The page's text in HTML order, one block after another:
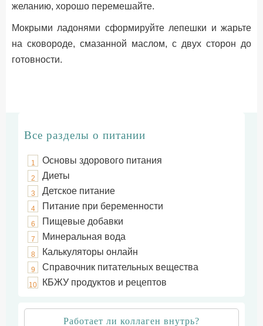
желанию, хорошо перемешайте.
Мокрыми ладонями сформируйте лепешки и жарьте
на сковороде, смазанной маслом, с двух сторон до
готовности.
Все разделы о питании
1 Основы здорового питания
2 Диеты
3 Детское питание
4 Питание при беременности
6 Пищевые добавки
7 Минеральная вода
8 Калькуляторы онлайн
9 Справочник питательных вещества
10 КБЖУ продуктов и рецептов
Работает ли коллаген внутрь?